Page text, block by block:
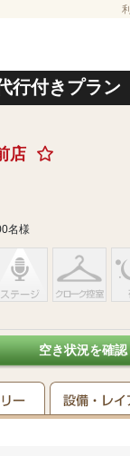
行付きプラン
店
名様
空き状況を確認